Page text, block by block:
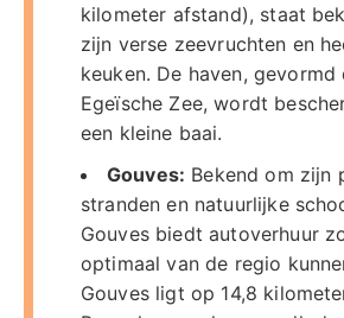
kilometer afstand), staat
zijn verse zeevruchten en
keuken. De haven,
Egeïsche Zee, wordt
een kleine baai.
Gouves: Bekend om zijn
stranden en natuurlijke
Gouves biedt autoverhuur
optimaal van de regio
Gouves ligt op 14,8